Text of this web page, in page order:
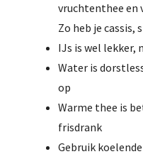
vruchtenthee en
Zo heb je cassis,
IJs is wel lekker,
Water is
op
Warme thee is
frisdrank
Gebruik